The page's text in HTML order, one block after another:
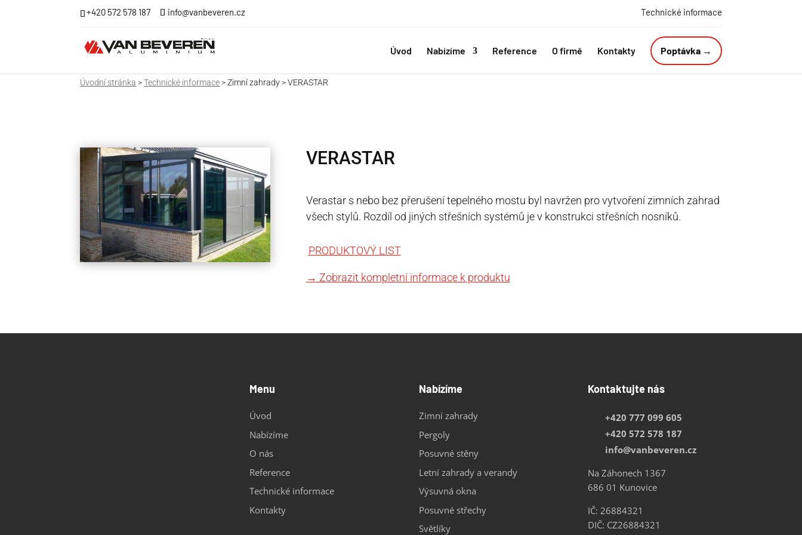
+420 572 578 187 info@vanbeveren.cz Technické informace
Úvod Nabízíme Reference O firmě Kontakty Poptávka →
Úvodní stránka >Technické informace> Zimní zahrady > VERASTAR
VERASTAR
Verastar s nebo bez přerušení tepelného mostu byl navržen pro vytvoření zimních zahrad
všech stylů. Rozdíl od jiných střešních systémů je v konstrukci střešních nosníků.
PRODUKTOVÝ LIST
→ Zobrazit kompletní informace k produktu
Menu
Úvod
Nabízíme
O nás
Reference
Technické informace
Kontakty
Nabízíme
Zimní zahrady
Pergoly
Posuvné stěny
Letní zahrady a verandy
Výsuvná okna
Posuvné střechy
Světlíky
Kontaktujte nás
+420 777 099 605
+420 572 578 187
info@vanbeveren.cz
Na Záhonech 1367
686 01 Kunovice
IČ: 26884321
DIČ: CZ26884321